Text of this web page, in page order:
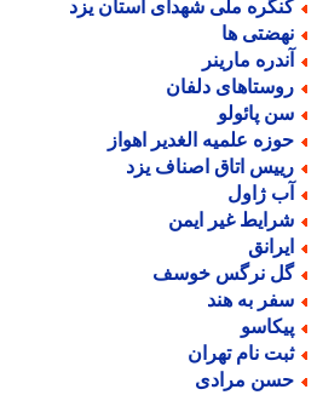
ملی شهدای استان یزد
ها
مارینر
دلفان
پائولو
علمیه الغدیر اهواز
اتاق اصناف یزد
ژاول
غیر ایمن
نرگس خوسف
به هند
نام تهران
مرادی